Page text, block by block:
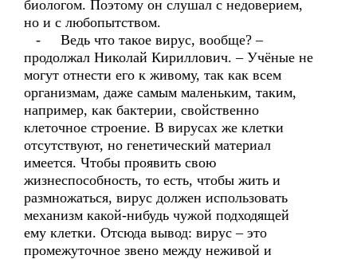
биологом. Поэтому он слушал с недоверием,
но и с любопытством.
- Ведь что такое вирус, вообще? –
продолжал Николай Кириллович. – Учёные не
могут отнести его к живому, так как всем
организмам, даже самым маленьким, таким,
например, как бактерии, свойственно
клеточное строение. В вирусах же клетки
отсутствуют, но генетический материал
имеется. Чтобы проявить свою
жизнеспособность, то есть, чтобы жить и
размножаться, вирус должен использовать
механизм какой-нибудь чужой подходящей
ему клетки. Отсюда вывод: вирус – это
промежуточное звено между неживой и